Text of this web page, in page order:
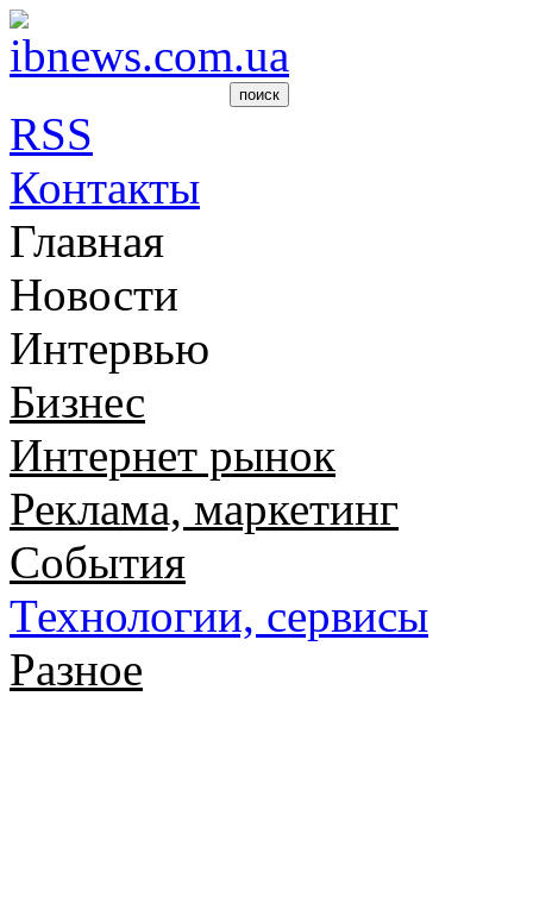
RSS
Контакты
Главная
Новости
Интервью
Бизнес
Интернет рынок
Реклама, маркетинг
События
Технологии, сервисы
Разное